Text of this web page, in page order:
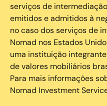
serviços de
emitidos e admitidos à
no caso dos serviços de
Nomad nos Estados
uma instituição
de valores mobiliários
Para mais informações
Nomad Investment